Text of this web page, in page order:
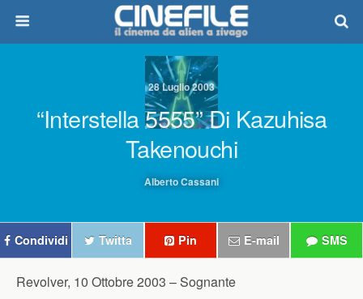
28 Luglio 2003
“Interstella 5555” Di Kazuhisa
Takenouchi
Alberto Cassani
Condividi Twitta Pin E-mail SMS
Revolver, 10 Ottobre 2003 – Sognante